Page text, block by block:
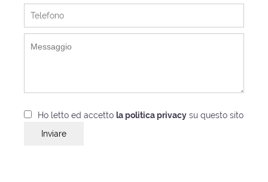
Ho letto ed accetto la politica privacy su questo sito
Inviare